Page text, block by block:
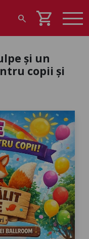
search shopping_cart
și un
copii și